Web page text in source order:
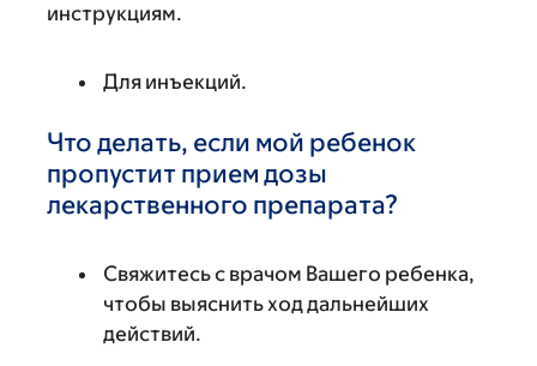
инструкциям.
Для инъекций.
Что делать, если мой ребенок
пропустит прием дозы
лекарственного препарата?
Свяжитесь с врачом Вашего ребенка,
чтобы выяснить ход дальнейших
действий.